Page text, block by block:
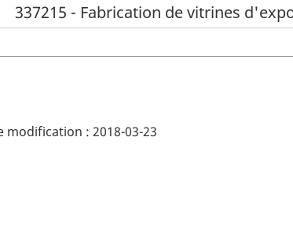
337215 - Fabrication de vitrines
modification : 2018-03-23